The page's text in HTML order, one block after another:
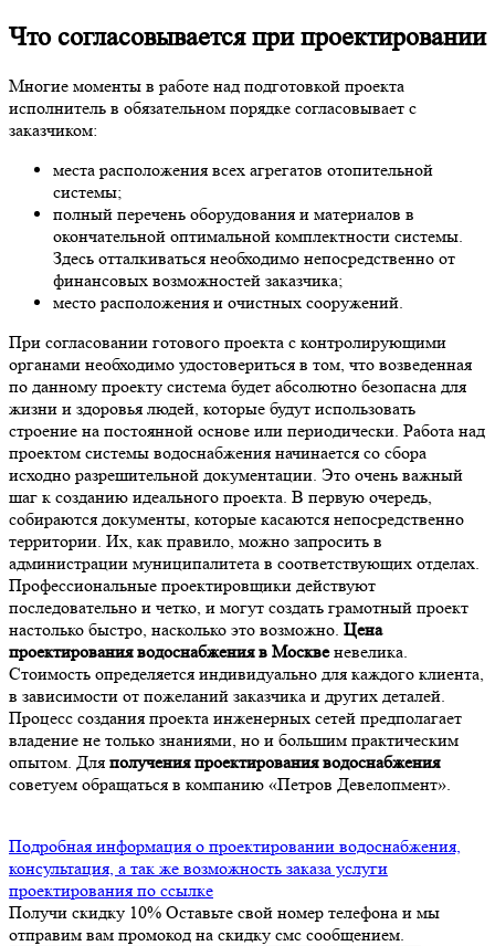
Что согласовывается при проектировании
Многие моменты в работе над подготовкой проекта
исполнитель в обязательном порядке согласовывает с
заказчиком:
места расположения всех агрегатов отопительной
системы;
полный перечень оборудования и материалов в
окончательной оптимальной комплектности системы.
Здесь отталкиваться необходимо непосредственно от
финансовых возможностей заказчика;
место расположения и очистных сооружений.
При согласовании готового проекта с контролирующими
органами необходимо удостовериться в том, что возведенная
по данному проекту система будет абсолютно безопасна для
жизни и здоровья людей, которые будут использовать
строение на постоянной основе или периодически. Работа над
проектом системы водоснабжения начинается со сбора
исходно разрешительной документации. Это очень важный
шаг к созданию идеального проекта. В первую очередь,
собираются документы, которые касаются непосредственно
территории. Их, как правило, можно запросить в
администрации муниципалитета в соответствующих отделах.
Профессиональные проектировщики действуют
последовательно и четко, и могут создать грамотный проект
настолько быстро, насколько это возможно. Цена
проектирования водоснабжения в Москвеневелика.
Стоимость определяется индивидуально для каждого клиента,
в зависимости от пожеланий заказчика и других деталей.
Процесс создания проекта инженерных сетей предполагает
владение не только знаниями, но и большим практическим
опытом. Для получения проектирования водоснабжения
советуем обращаться в компанию «Петров Девелопмент».
Подробная информация о проектировании водоснабжения,
консультация, а так же возможность заказа услуги
проектирования по ссылке
Получи скидку 10% Оставьте свой номер телефона и мы
отправим вам промокод на скидку смс сообщением.